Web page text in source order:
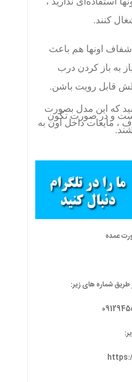
کنند.
اونها هم باعث
به باز کردن درب
قابل رویت باشن.
که این مدل بصورت
و در صورت تکون
، مایعات داخل اون به
عمده
طریق شماره های زیر: